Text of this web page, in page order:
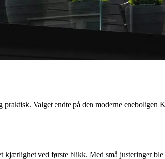
Valget endte på den moderne eneboligen
kjærlighet ved første blikk. Med små justeringer